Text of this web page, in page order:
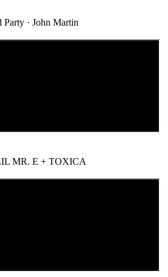
· John Martin
MR. E + TOXICA